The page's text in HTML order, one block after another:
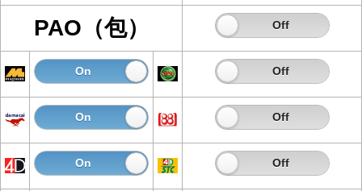
PAO（包） On Off
On Off On Off
On Off On Off
On Off On Off